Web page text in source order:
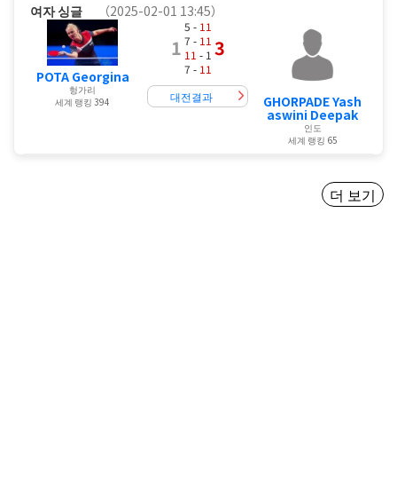
여자 싱글 （2025-02-01 13:45）
POTA Georgina
헝가리
세계 랭킹 394
1
5 - 11
7 - 11
11 - 1
7 - 11
3
대전결과 GHORPADE Yash
aswini Deepak
인도
세계 랭킹 65
더 보기